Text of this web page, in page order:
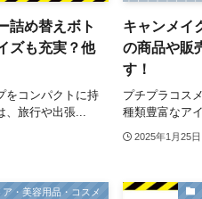
詰め替えボト
ズも充実？他
をコンパクトに持
旅行や出張...
キャンメイ
の商品や販
す！
プチプラコス
種類豊富なア
2025年1月25日
ア・美容用品・コスメ